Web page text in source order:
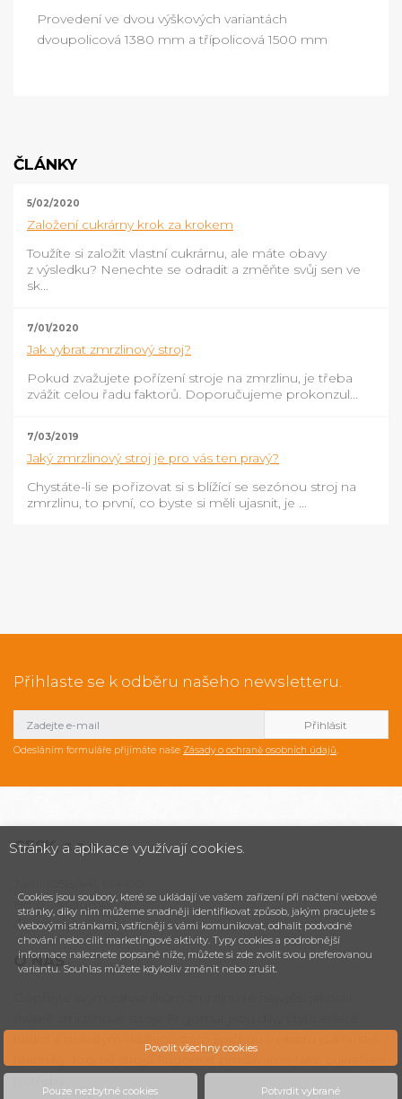
Provedení ve dvou výškových variantách
dvoupolicová 1380 mm a třípolicová 1500 mm
ČLÁNKY
5/02/2020
Založení cukrárny krok za krokem
Toužíte si založit vlastní cukrárnu, ale máte obavy
z výsledku? Nenechte se odradit a změňte svůj sen ve
sk...
7/01/2020
Jak vybrat zmrzlinový stroj?
Pokud zvažujete pořízení stroje na zmrzlinu, je třeba
zvážit celou řadu faktorů. Doporučujeme prokonzul...
7/03/2019
Jaký zmrzlinový stroj je pro vás ten pravý?
Chystáte-li se pořizovat si s blížící se sezónou stroj na
zmrzlinu, to první, co byste si měli ujasnit, je ...
Přihlaste se k odběru našeho newsletteru.
Odesláním formuláře přijímáte naše Zásady o ochraně osobních údajů.
CESK,s.r.o.
Brno - Maloměřice
Česká republika
O NÁS
Stránky a aplikace využívají cookies.
Cookies jsou soubory, které se ukládají ve vašem zařízení při načtení webové
stránky, díky nim můžeme snadněji identifikovat způsob, jakým pracujete s
webovými stránkami, vstřícněji s vámi komunikovat, odhalit podvodné
chování nebo cílit marketingové aktivity. Typy cookies a podrobnější
informace naleznete popsané níže, můžete si zde zvolit svou preferovanou
variantu. Souhlas můžete kdykoliv změnit nebo zrušit.
Pouze nezbytné cookies Potvrdit vybrané
Povolit všechny cookies